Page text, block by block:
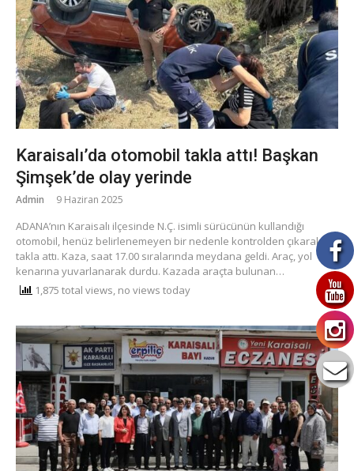
Karaisalı’da otomobil takla attı! Başkan
Şimşek’de olay yerinde
Admin 9 Haziran 2025
ADANA’nın Karaisalı ilçesinde N.Ç. isimli sürücünün kullandığı
otomobil, henüz belirlenemeyen bir nedenle kontrolden çıkarak
takla attı. Kaza, saat 17.00 sıralarında meydana geldi. Araç, yol
kenarına yuvarlanarak durdu. Kazada araçta bulunan…
1,875 total views, no views today